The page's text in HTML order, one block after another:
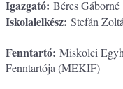
Igazgató: Béres Gáborné
Iskolalelkész: Stefán
Fenntartó: Miskolci
Fenntartója (MEKIF)